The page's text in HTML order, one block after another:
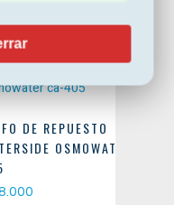
DE REPUESTO
OSMOWATER CA-